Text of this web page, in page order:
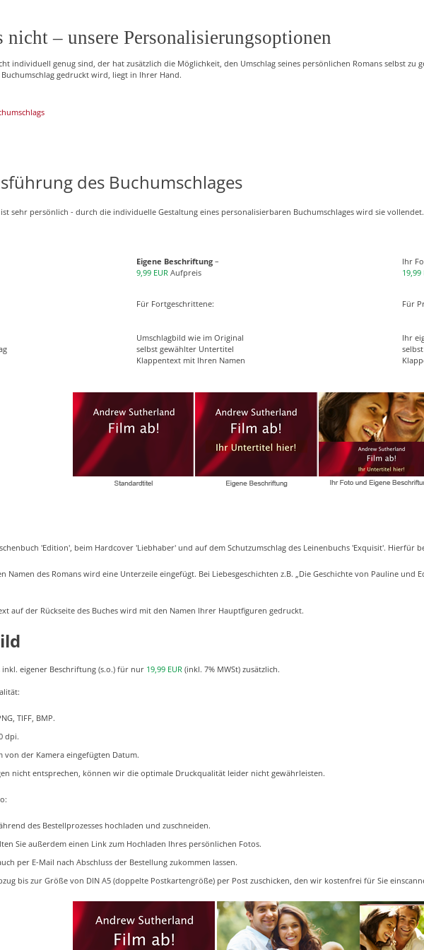
nicht – unsere Personalisierungsoptionen
individuell genug sind, der hat zusätzlich die Möglichkeit, den Umschlag seines persönlichen Romans selbst
gedruckt wird, liegt in Ihrer Hand.
des Buchumschlages
sehr persönlich - durch die individuelle Gestaltung eines personalisierbaren Buchumschlages wird sie vollendet.
Eigene Beschriftung –
9,99 EUR Aufpreis
Ihr
19,99
Für Fortgeschrittene:
Umschlagbild wie im Original
selbst gewählter Untertitel
Klappentext mit Ihren Namen
Für
Ihr
'Edition', beim Hardcover 'Liebhaber' und auf dem Schutzumschlag des Leinenbuchs 'Exquisit'. Hierfür
des Romans wird eine Unterzeile eingefügt. Bei Liebesgeschichten z.B. „Die Geschichte von Pauline und
auf der Rückseite des Buches wird mit den Namen Ihrer Hauptfiguren gedruckt.
eigener Beschriftung (s.o.) für nur 19,99 EUR (inkl. 7% MWSt) zusätzlich.
TIFF, BMP.
dpi.
von der Kamera eingefügten Datum.
nicht entsprechen, können wir die optimale Druckqualität leider nicht gewährleisten.
des Bestellprozesses hochladen und zuschneiden.
Sie außerdem einen Link zum Hochladen Ihres persönlichen Fotos.
per E-Mail nach Abschluss der Bestellung zukommen lassen.
bis zur Größe von DIN A5 (doppelte Postkartengröße) per Post zuschicken, den wir kostenfrei für Sie